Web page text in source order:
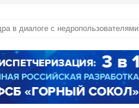
в диалоге с недропользователями